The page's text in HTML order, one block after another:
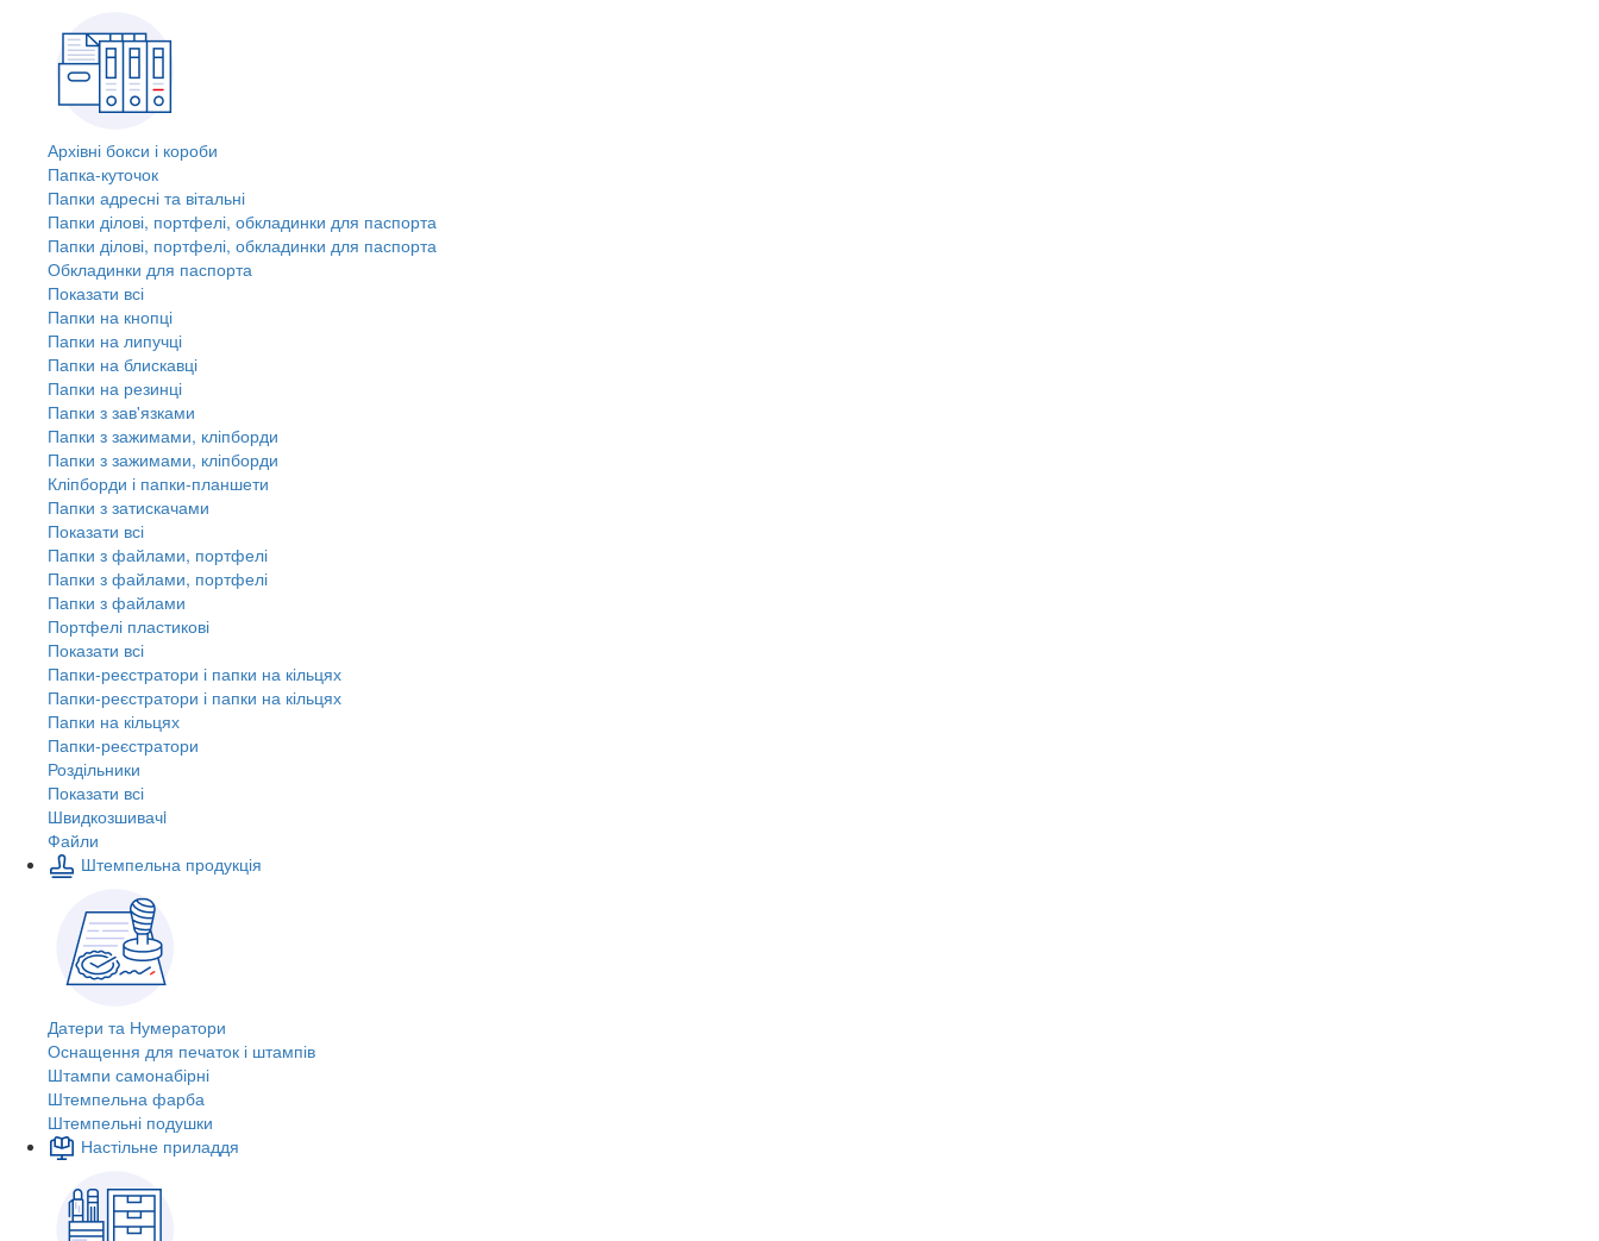
Архівні бокси і короби
Папка-куточок
Папки адресні та вітальні
Папки ділові, портфелі, обкладинки для паспорта
Папки ділові, портфелі, обкладинки для паспорта
Обкладинки для паспорта
Показати всі
Папки на кнопці
Папки на липучці
Папки на блискавці
Папки на резинці
Папки з зав'язками
Папки з зажимами, кліпборди
Папки з зажимами, кліпборди
Кліпборди і папки-планшети
Папки з затискачами
Показати всі
Папки з файлами, портфелі
Папки з файлами, портфелі
Папки з файлами
Портфелі пластикові
Показати всі
Папки-реєстратори і папки на кільцях
Папки-реєстратори і папки на кільцях
Папки на кільцях
Папки-реєстратори
Роздільники
Показати всі
Швидкозшивачi
Файли
Штемпельна продукція
Датери та Нумератори
Оснащення для печаток і штампів
Штампи самонабірні
Штемпельна фарба
Штемпельні подушки
Настільне приладдя